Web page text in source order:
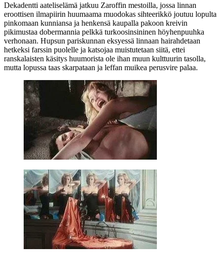
Dekadentti aateliselämä jatkuu Zaroffin mestoilla, jossa linnan
eroottisen ilmapiirin huumaama muodokas sihteerikkö joutuu lopulta
pinkomaan kunniansa ja henkensä kaupalla pakoon kreivin
pikimustaa dobermannia pelkkä turkoosinsininen höyhenpuuhka
verhonaan. Hupsun pariskunnan eksyessä linnaan hairahdetaan
hetkeksi farssin puolelle ja katsojaa muistutetaan siitä, ettei
ranskalaisten käsitys huumorista ole ihan muun kulttuurin tasolla,
mutta lopussa taas skarpataan ja leffan muikea perusvire palaa.